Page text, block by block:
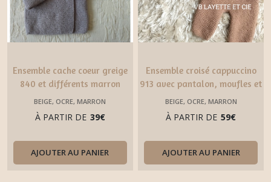
Ensemble cache coeur greige
840 et différents marron
BEIGE, OCRE, MARRON
À PARTIR DE 39€
AJOUTER AU PANIER
Ensemble croisé cappuccino
913 avec pantalon, moufles et
différents marrons
BEIGE, OCRE, MARRON
À PARTIR DE 59€
AJOUTER AU PANIER